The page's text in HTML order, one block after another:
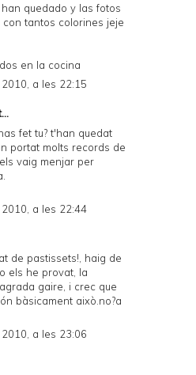
quedado y las fotos
con tantos colorines jeje
en la cocina
a les 22:15
fet tu? t'han quedat
portat molts records de
vaig menjar per
a les 22:44
de pastissets!, haig de
els he provat, la
gaire, i crec que
bàsicament això.no?a
a les 23:06